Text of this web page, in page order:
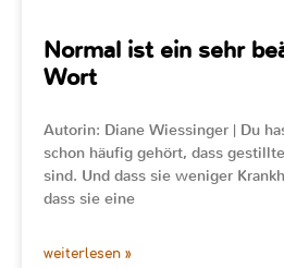
Normal ist ein sehr
Wort
Autorin: Diane Wiessinger | Du
schon häufig gehört, dass
sind. Und dass sie weniger
dass sie eine
weiterlesen »